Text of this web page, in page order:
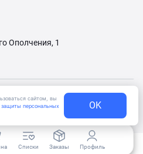
сайтом, вы
защиты персональных
OK
Ополчения, 1
информационных
Списки Заказы Профиль